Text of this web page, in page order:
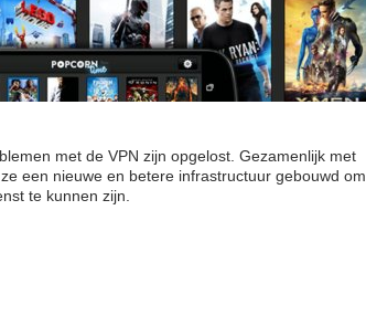
met de VPN zijn opgelost. Gezamenlijk met
ze een nieuwe en betere infrastructuur gebouwd om
te kunnen zijn.